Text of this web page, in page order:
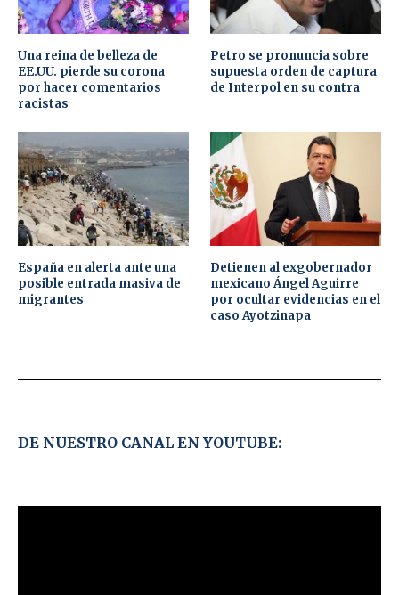
Una reina de belleza de
EE.UU. pierde su corona
por hacer comentarios
racistas
Petro se pronuncia sobre
supuesta orden de captura
de Interpol en su contra
España en alerta ante una
posible entrada masiva de
migrantes
Detienen al exgobernador
mexicano Ángel Aguirre
por ocultar evidencias en el
caso Ayotzinapa
DE NUESTRO CANAL EN YOUTUBE: